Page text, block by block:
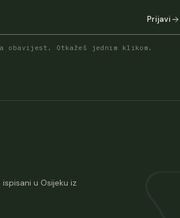
Prijavi
obavijest. Otkažeš jednim klikom.
u Osijeku iz